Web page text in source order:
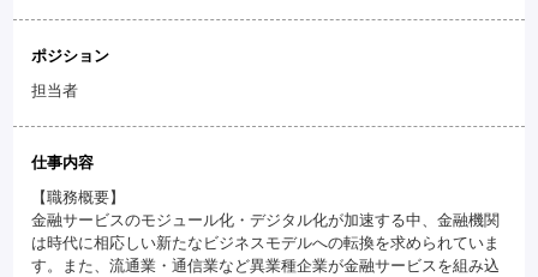
ポジション
担当者
仕事内容
【職務概要】
金融サービスのモジュール化・デジタル化が加速する中、金融機関
は時代に相応しい新たなビジネスモデルへの転換を求められていま
す。また、流通業・通信業など異業種企業が金融サービスを組み込